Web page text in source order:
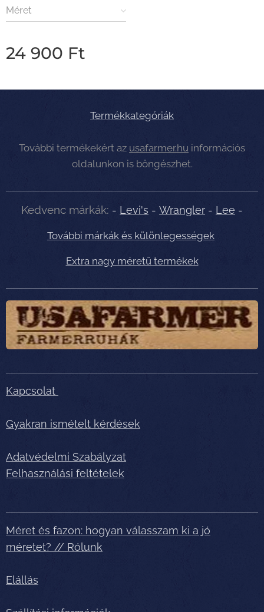
Méret
24 900 Ft
Termékkategóriák
További termékekért az usafarmer.hu információs
oldalunkon is böngészhet.
Kedvenc márkák: - Levi's - Wrangler - Lee -
További márkák és különlegességek
Extra nagy méretű termékek
Kapcsolat
Gyakran ismételt kérdések
Adatvédelmi Szabályzat
Felhasználási feltételek
Méret és fazon: hogyan válasszam ki a jó
méretet? // Rólunk
Elállás